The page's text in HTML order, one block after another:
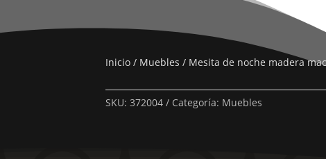
Inicio / Muebles / Mesita de noche madera
SKU: 372004 Categoría: Muebles